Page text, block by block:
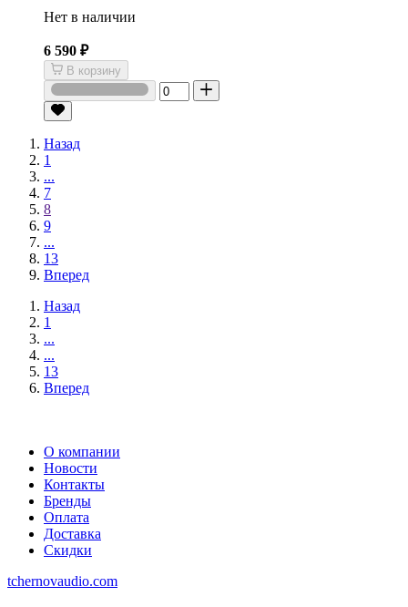
Нет в наличии
6 590 ₽
В корзину
Назад
1
...
7
8
9
...
13
Вперед
Назад
1
...
...
13
Вперед
О компании
Новости
Контакты
Бренды
Оплата
Доставка
Скидки
tchernovaudio.com